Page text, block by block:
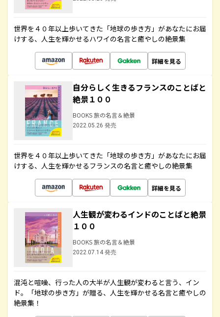
世界を４０年以上歩いてきた「地球の歩き方」があなたにお届
けする、人生を輝かせるハワイの名言と癒やしの絶景集
詳細を見る
自分らしく生きるフランスのことばと
絶景１００
BOOKS 旅の名言＆絶景
2022.05.26 発売
世界を４０年以上歩いてきた「地球の歩き方」があなたにお届
けする、人生を輝かせるフランスの名言と癒やしの絶景集
詳細を見る
人生観が変わるインドのことばと絶景
１００
BOOKS 旅の名言＆絶景
2022.07.14 発売
混沌と喧噪、行った人の大半が人生観が変わると言う、イン
ド。「地球の歩き方」が贈る、人生を輝かせる名言と癒やしの
絶景集！